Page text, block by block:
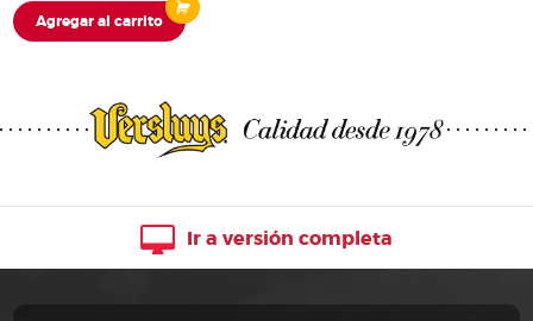
Agregar al carrito
Ir a versión completa